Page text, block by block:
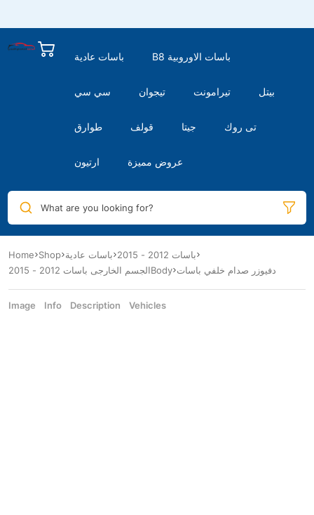
باسات عادية B8 باسات الاوروبية
سي سي تيجوان تيرامونت بيتل
طوارق قولف جيتا تى روك
ارتيون عروض مميزة
What are you looking for?
Home Shop باسات عادية
باسات 2012 - 2015
الجسم الخارجى باسات 2012 - 2015Body دفيوزر صدام خلفي باسات
Image Info Description Vehicles